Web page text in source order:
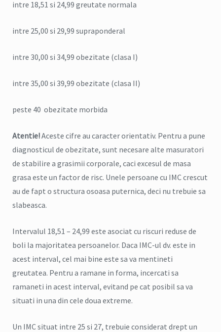
intre 18,51 si 24,99 greutate normala
intre 25,00 si 29,99 supraponderal
intre 30,00 si 34,99 obezitate (clasa I)
intre 35,00 si 39,99 obezitate (clasa II)
peste 40 obezitate morbida
Atentie!Aceste cifre au caracter orientativ. Pentru a pune
diagnosticul de obezitate, sunt necesare alte masuratori
de stabilire a grasimii corporale, caci excesul de masa
grasa este un factor de risc. Unele persoane cu IMC crescut
au de fapt o structura osoasa puternica, deci nu trebuie sa
slabeasca.
Intervalul 18,51 – 24,99 este asociat cu riscuri reduse de
boli la majoritatea persoanelor. Daca IMC-ul dv. este in
acest interval, cel mai bine este sa va mentineti
greutatea. Pentru a ramane in forma, incercati sa
ramaneti in acest interval, evitand pe cat posibil sa va
situati in una din cele doua extreme.
Un IMC situat intre 25 si 27, trebuie considerat drept un